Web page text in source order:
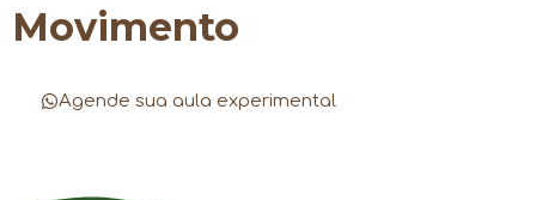
Movimento
Agende sua aula experimental